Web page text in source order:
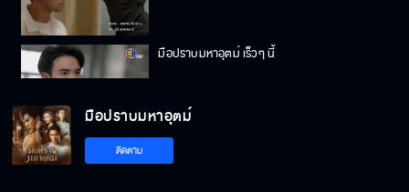
มือปราบมหาอุตม์ เร็วๆ นี้
มือปราบมหาอุตม์
ติดตาม